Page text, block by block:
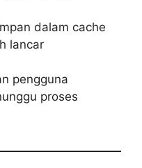
dalam cache
lancar
pengguna
proses